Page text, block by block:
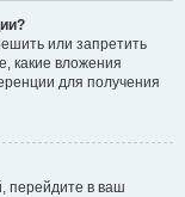
или запретить
какие вложения
для получения
перейдите в ваш